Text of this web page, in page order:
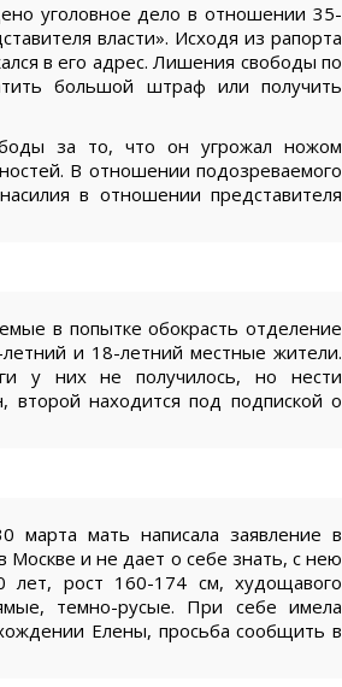
уголовное дело в отношении 35-
власти». Исходя из рапорта
в его адрес. Лишения свободы по
большой штраф или получить
за то, что он угрожал ножом
В отношении подозреваемого
в отношении представителя
в попытке обокрасть отделение
и 18-летний местные жители.
у них не получилось, но нести
второй находится под подпиской о
мать написала заявление в
и не дает о себе знать, с нею
лет, рост 160-174 см, худощавого
темно-русые. При себе имела
Елены, просьба сообщить в